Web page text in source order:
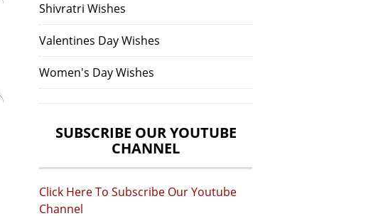
Shivratri Wishes
Valentines Day Wishes
Women's Day Wishes
SUBSCRIBE OUR YOUTUBE
CHANNEL
Click Here To Subscribe Our Youtube
Channel